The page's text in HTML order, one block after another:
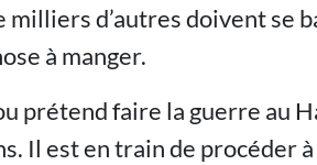
milliers d’autres doivent se
à manger.
prétend faire la guerre au
Il est en train de procéder